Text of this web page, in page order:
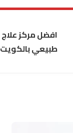
افضل مركز علاج
طبيعي بالكويت